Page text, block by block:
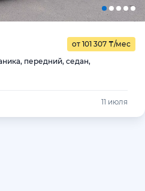
от 101 307 ₸/мес
передний, седан,
11 июля